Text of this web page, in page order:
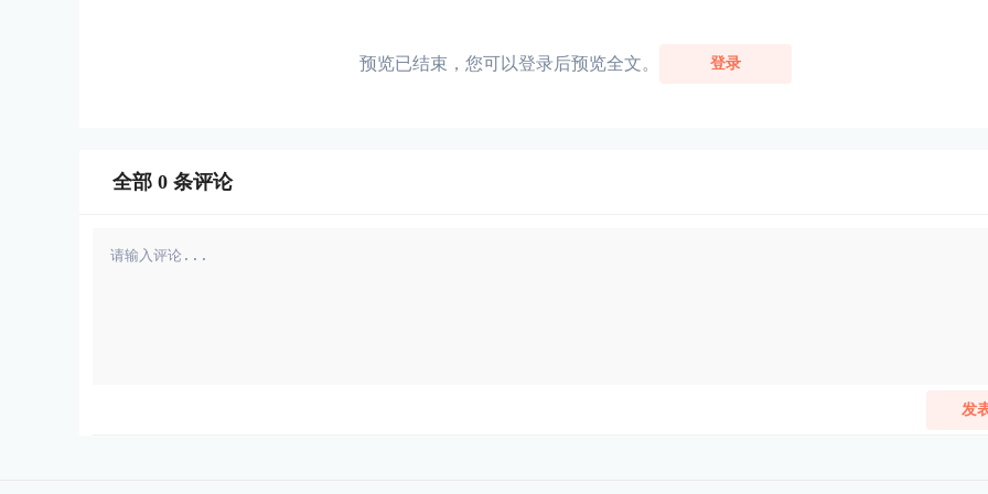
预览已结束，您可以登录后预览全文。 登录
全部 0 条评论
发